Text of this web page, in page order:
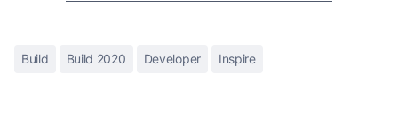
Build Build 2020 Developer Inspire